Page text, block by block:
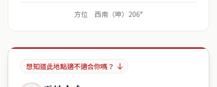
方位 西南（坤）206°
想知道此地點適不適合你嗎？